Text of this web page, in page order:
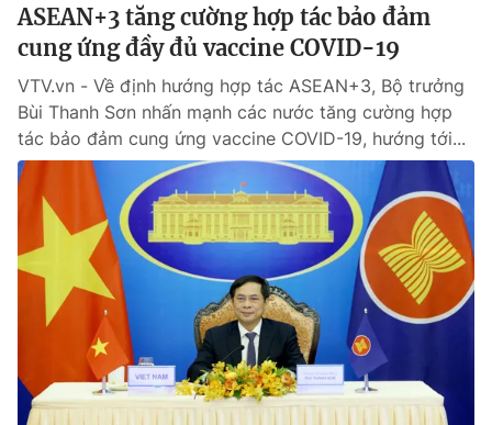
ASEAN+3 tăng cường hợp tác bảo đảm
cung ứng đầy đủ vaccine COVID-19
VTV.vn - Về định hướng hợp tác ASEAN+3, Bộ trưởng
Bùi Thanh Sơn nhấn mạnh các nước tăng cường hợp
tác bảo đảm cung ứng vaccine COVID-19, hướng tới...